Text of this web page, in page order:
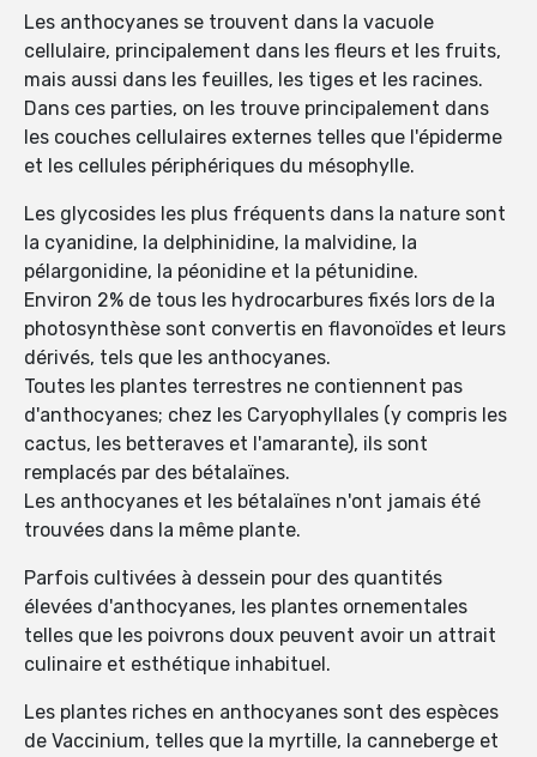
Les anthocyanes se trouvent dans la vacuole
cellulaire, principalement dans les fleurs et les fruits,
mais aussi dans les feuilles, les tiges et les racines.
Dans ces parties, on les trouve principalement dans
les couches cellulaires externes telles que l'épiderme
et les cellules périphériques du mésophylle.
Les glycosides les plus fréquents dans la nature sont
la cyanidine, la delphinidine, la malvidine, la
pélargonidine, la péonidine et la pétunidine.
Environ 2% de tous les hydrocarbures fixés lors de la
photosynthèse sont convertis en flavonoïdes et leurs
dérivés, tels que les anthocyanes.
Toutes les plantes terrestres ne contiennent pas
d'anthocyanes; chez les Caryophyllales (y compris les
cactus, les betteraves et l'amarante), ils sont
remplacés par des bétalaïnes.
Les anthocyanes et les bétalaïnes n'ont jamais été
trouvées dans la même plante.
Parfois cultivées à dessein pour des quantités
élevées d'anthocyanes, les plantes ornementales
telles que les poivrons doux peuvent avoir un attrait
culinaire et esthétique inhabituel.
Les plantes riches en anthocyanes sont des espèces
de Vaccinium, telles que la myrtille, la canneberge et